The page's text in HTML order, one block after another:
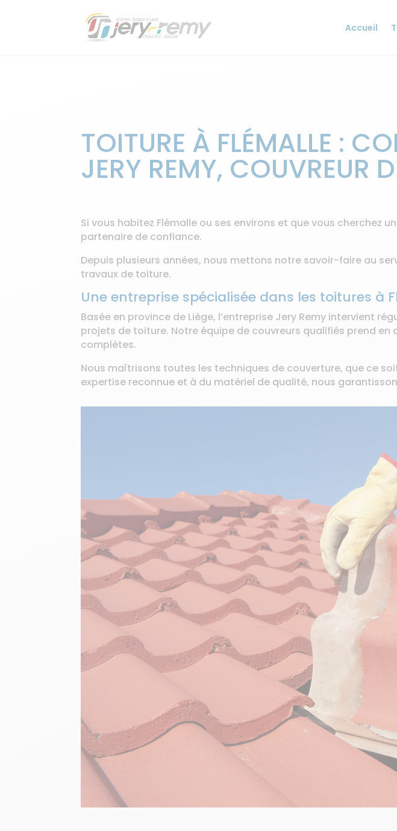
Accueil
TOITURE À FLÉMALLE :
JERY REMY, COUVREUR
Si vous habitez Flémalle ou ses environs et que vous cherchez un
partenaire de confiance.
Depuis plusieurs années, nous mettons notre savoir-faire au
travaux de toiture.
Une entreprise spécialisée dans les toitures à
Basée en province de Liège, l’entreprise Jery Remy intervient
projets de toiture. Notre équipe de couvreurs qualifiés prend
complètes.
Nous maîtrisons toutes les techniques de couverture, que ce
expertise reconnue et à du matériel de qualité, nous